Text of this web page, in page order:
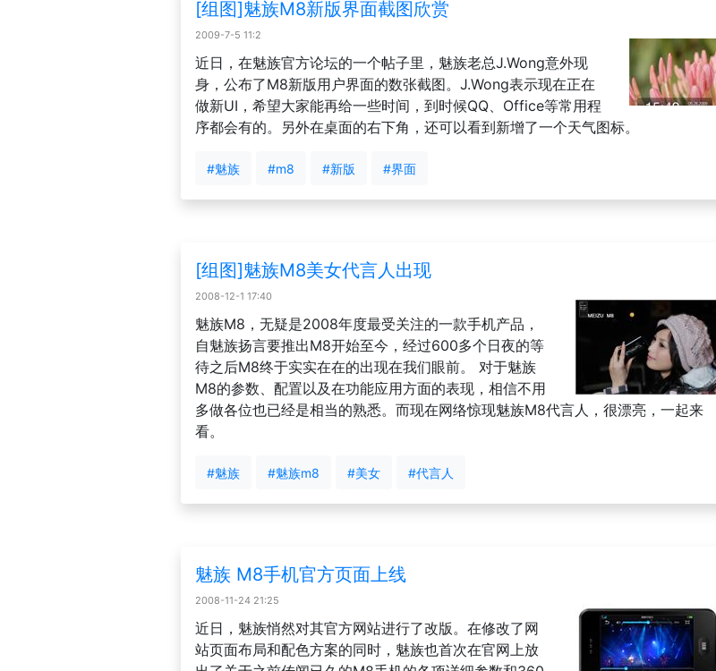
[组图]魅族M8新版界面截图欣赏
2009-7-5 11:2
近日，在魅族官方论坛的一个帖子里，魅族老总J.Wong意外现
身，公布了M8新版用户界面的数张截图。J.Wong表示现在正在
做新UI，希望大家能再给一些时间，到时候QQ、Office等常用程
序都会有的。另外在桌面的右下角，还可以看到新增了一个天气图标。
#魅族 #m8 #新版 #界面
[组图]魅族M8美女代言人出现
2008-12-1 17:40
魅族M8，无疑是2008年度最受关注的一款手机产品，
自魅族扬言要推出M8开始至今，经过600多个日夜的等
待之后M8终于实实在在的出现在我们眼前。 对于魅族
M8的参数、配置以及在功能应用方面的表现，相信不用
多做各位也已经是相当的熟悉。而现在网络惊现魅族M8代言人，很漂亮，一起来
看。
#魅族 #魅族m8 #美女 #代言人
魅族 M8手机官方页面上线
2008-11-24 21:25
近日，魅族悄然对其官方网站进行了改版。在修改了网
站页面布局和配色方案的同时，魅族也首次在官网上放